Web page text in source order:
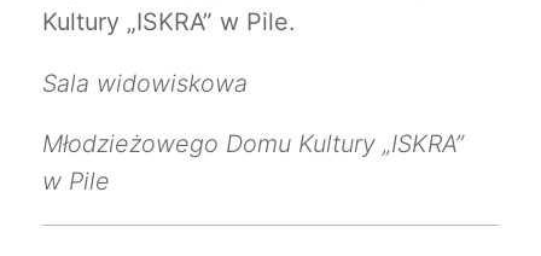
Kultury „ISKRA” w Pile.
Sala widowiskowa
Młodzieżowego Domu Kultury „ISKRA”
w Pile